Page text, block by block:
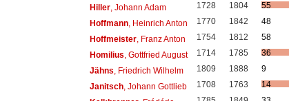
Hiller, Johann Adam 1728 1804
55
Hoffmann, Heinrich Anton 1770 1842
48
Hoffmeister, Franz Anton 1754 1812
58
Homilius , Gottfried August 1714 1785
36
Jähns , Friedrich Wilhelm 1809 1888
9
Janitsch, Johann Gottlieb 1708 1763
14